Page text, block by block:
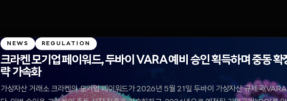
NEWS REGULATION
크라켄 모기업 페이워드, 두바이 VARA 예비 승인 획득하며 중동
략 가속화
가상자산 거래소 크라켄의 모기업 페이워드가 2026년 5월 21일 두바이 가상자산 규제국